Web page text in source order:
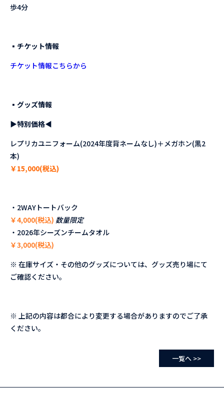
歩4分
▪︎チケット情報
チケット情報こちらから
▪︎ グッズ情報
▶特別価格◀
レプリカユニフォーム(2024年度背ネームなし)＋メガホン(黒2
本)
￥15,000(税込)
・2WAYトートバック
￥4,000(税込) 数量限定
・2026年シーズンチームタオル
￥3,000(税込)
※ 在庫サイズ・その他のグッズについては、グッズ売り場にて
ご確認ください。
※ 上記の内容は都合により変更する場合がありますのでご了承
ください。
一覧へ >>